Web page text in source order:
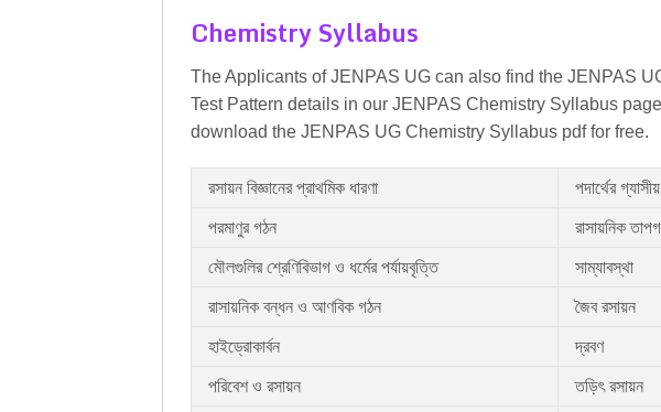
Chemistry Syllabus
The Applicants of JENPAS UG can also find the JENPAS
Test Pattern details in our JENPAS Chemistry Syllabus
download the JENPAS UG Chemistry Syllabus pdf for free.
রসায়ন বিজ্ঞানের প্রাথমিক ধারণা পদার্থের
পরমাণুর গঠন রাসায়নিক
মৌলগুলির শ্রেণিবিভাগ ও ধর্মের পর্যায়বৃত্তি সাম্যাবস্থা
রাসায়নিক বন্ধন ও আণবিক গঠন জৈব রসায়ন
হাইড্রোকার্বন দ্রবণ
পরিবেশ ও রসায়ন তড়িৎ রসায়ন